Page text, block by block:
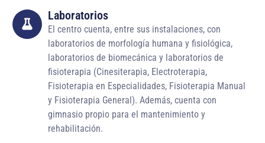
Laboratorios
El centro cuenta, entre sus instalaciones, con
laboratorios de morfología humana y fisiológica,
laboratorios de biomecánica y laboratorios de
fisioterapia (Cinesiterapia, Electroterapia,
Fisioterapia en Especialidades, Fisioterapia Manual
y Fisioterapia General). Además, cuenta con
gimnasio propio para el mantenimiento y
rehabilitación.